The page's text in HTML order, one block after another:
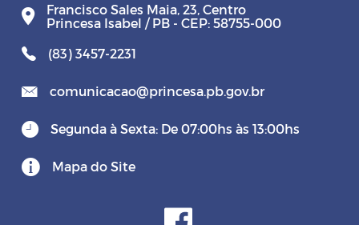
Francisco Sales Maia, 23, Centro
Princesa Isabel / PB - CEP: 58755-000
(83) 3457-2231
comunicacao@princesa.pb.gov.br
Segunda à Sexta: De 07:00hs às 13:00hs
Mapa do Site